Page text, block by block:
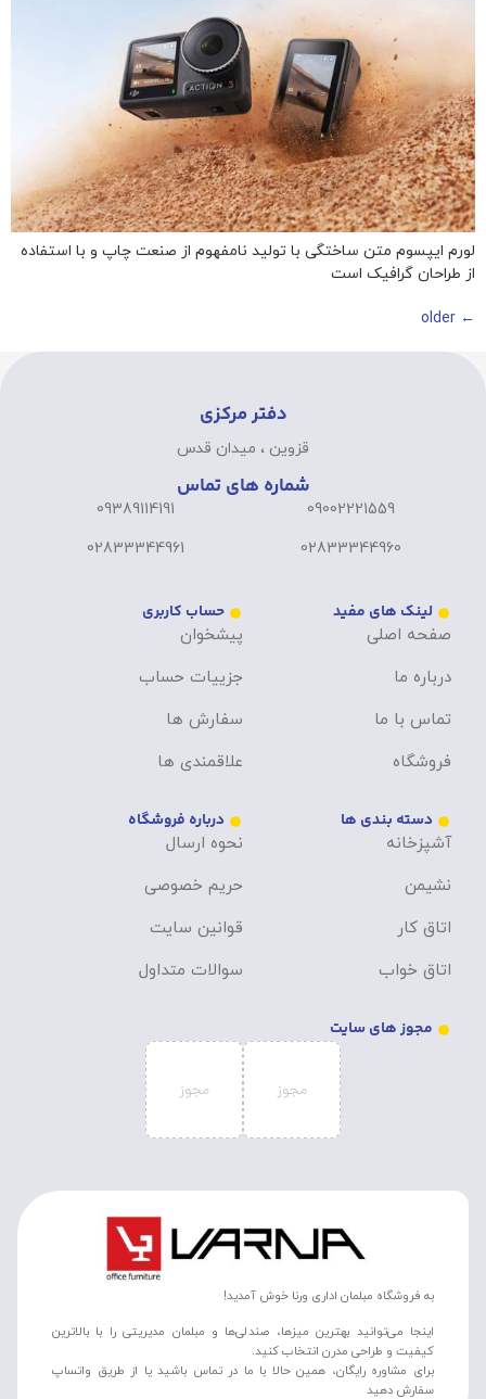
لورم ایپسوم متن ساختگی با تولید نامفهوم از صنعت چاپ و با استفاده
از طراحان گرافیک است
←
دفتر مرکزی
قزوین ، میدان قدس
شماره های تماس
09002221559
02833344960
09389114191
02833344961
لینک های مفید
صفحه اصلی
درباره ما
تماس با ما
فروشگاه
حساب کاربری
پیشخوان
جزییات حساب
سفارش ها
علاقمندی ها
دسته بندی ها
آشپزخانه
نشیمن
اتاق کار
اتاق خواب
درباره فروشگاه
نحوه ارسال
حریم خصوصی
قوانین سایت
سوالات متداول
مجوز های سایت
به فروشگاه مبلمان اداری ورنا خوش آمدید!
اینجا می‌توانید بهترین میزها، صندلی‌ها و مبلمان مدیریتی را با بالاترین
کیفیت و طراحی مدرن انتخاب کنید.
برای مشاوره رایگان، همین حالا با ما در تماس باشید یا از طریق واتساپ
سفارش دهید